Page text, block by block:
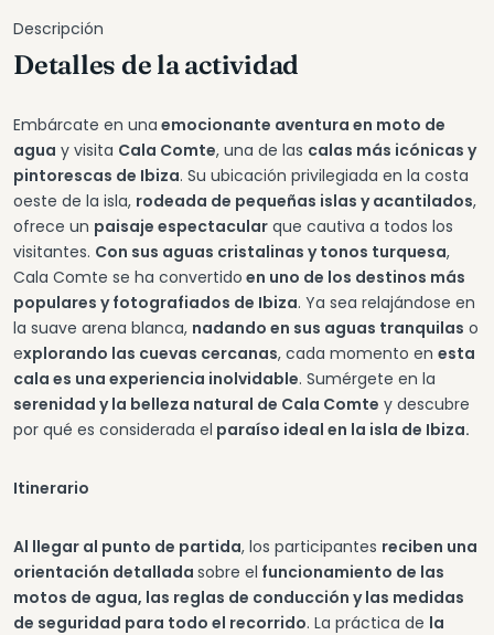
Descripción
Detalles de la actividad
Embárcate en una emocionante aventura en moto de
agua y visita Cala Comte, una de las calas más icónicas y
pintorescas de Ibiza. Su ubicación privilegiada en la costa
oeste de la isla, rodeada de pequeñas islas y acantilados,
ofrece un paisaje espectacular que cautiva a todos los
visitantes. Con sus aguas cristalinas y tonos turquesa,
Cala Comte se ha convertido en uno de los destinos más
populares y fotografiados de Ibiza. Ya sea relajándose en
la suave arena blanca, nadando en sus aguas tranquilas o
explorando las cuevas cercanas, cada momento en esta
cala es una experiencia inolvidable. Sumérgete en la
serenidad y la belleza natural de Cala Comte y descubre
por qué es considerada el paraíso ideal en la isla de Ibiza.
Itinerario
Al llegar al punto de partida, los participantes reciben una
orientación detallada sobre el funcionamiento de las
motos de agua, las reglas de conducción y las medidas
de seguridad para todo el recorrido. La práctica de la